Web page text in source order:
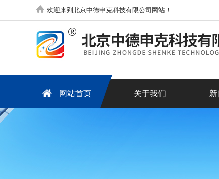
欢迎来到北京中德申克科技有限公司网站！
网站首页 关于我们